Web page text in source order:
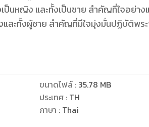
นหญิง และทั้งเป็นชาย สำคัญที่ใจอย่าง
และทั้งผู้ชาย สำคัญที่มีใจมุ่งมั่นปฏิบัติพร
า “ใจเป็นใหญ่ ใจเป็นประธาน ทุกสิ่งสำเ
ขนาดไฟล์: 35.78 MB
ประเทศ : TH
ภาษา : Thai